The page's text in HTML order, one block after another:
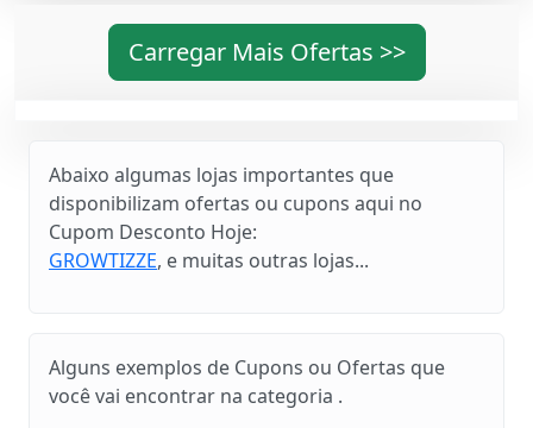
Carregar Mais Ofertas >>
Abaixo algumas lojas importantes que
disponibilizam ofertas ou cupons aqui no
Cupom Desconto Hoje:
GROWTIZZE, e muitas outras lojas...
Alguns exemplos de Cupons ou Ofertas que
você vai encontrar na categoria .